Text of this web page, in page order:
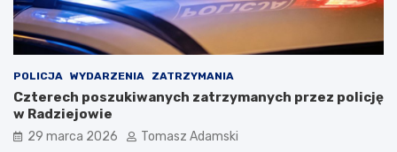
POLICJA WYDARZENIA ZATRZYMANIA
Czterech poszukiwanych zatrzymanych przez policję
w Radziejowie
29 marca 2026 Tomasz Adamski